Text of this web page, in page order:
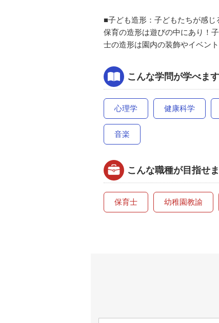
■子ども造形：子どもたちが感じ
保育の造形は遊びの中にあり！
士の造形は園内の装飾やイベン
こんな学問が学べます
心理学 健康科学
音楽
こんな職種が目指せま
保育士 幼稚園教諭